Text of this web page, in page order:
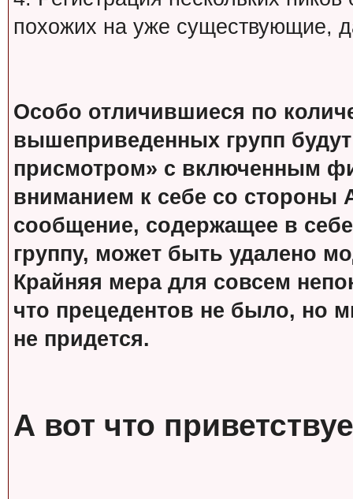
похожих на уже существующие,
Особо отличившиеся по
вышеприведенных групп
присмотром» с включенным
вниманием к себе со стороны
сообщение, содержащее в
группу, может быть удалено
Крайняя мера для совсем
что прецедентов не было, но
не придется.
А вот что